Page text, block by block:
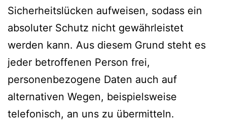
Sicherheitslücken aufweisen, sodass ein
absoluter Schutz nicht gewährleistet
werden kann. Aus diesem Grund steht es
jeder betroffenen Person frei,
personenbezogene Daten auch auf
alternativen Wegen, beispielsweise
telefonisch, an uns zu übermitteln.